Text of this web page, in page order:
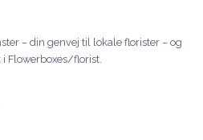
– din genvej til lokale florister – og
Flowerboxes/florist.